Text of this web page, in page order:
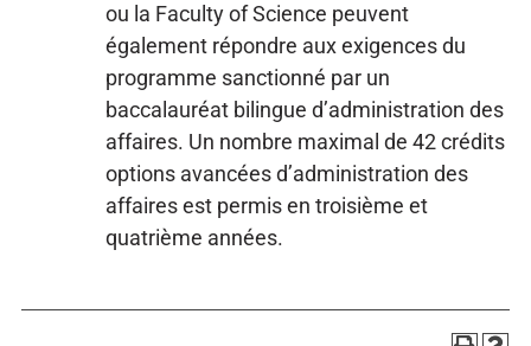
ou la Faculty of Science peuvent
également répondre aux exigences du
programme sanctionné par un
baccalauréat bilingue d’administration des
affaires. Un nombre maximal de 42 crédits
options avancées d’administration des
affaires est permis en troisième et
quatrième années.